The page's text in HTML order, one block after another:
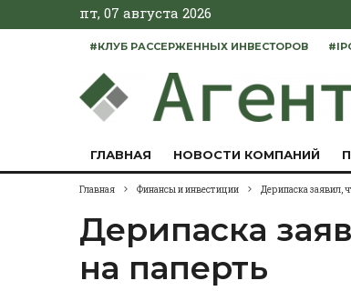
пт, 07 августа 2026
#КЛУБ РАССЕРЖЕННЫХ ИНВЕСТОРОВ
ГЛАВНАЯ НОВОСТИ КОМПАНИЙ
Главная Финансы и инвестиции Дерипаска заявил,
Дерипаска
на паперть